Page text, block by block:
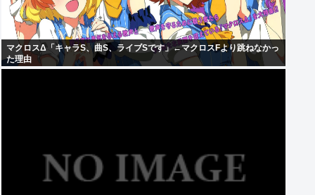
マクロスΔ「キャラS、曲S、ライブSです」←マクロスFより跳ねなかっ
た理由